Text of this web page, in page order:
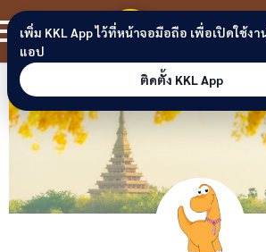
Skip to content
ขอนแก่น
เพิ่ม KKL App ไว้ที่หน้าจอมือถือ เพื่อเปิดใช้งา
แอป
ติดตั้ง KKL App